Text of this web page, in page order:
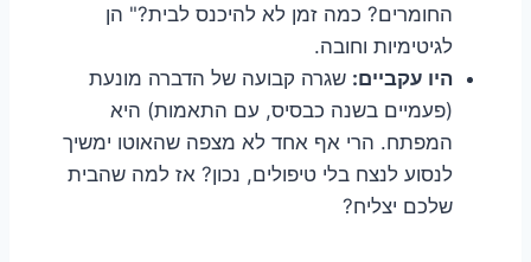
החומרים? כמה זמן לא להיכנס לבית?" הן
לגיטימיות וחובה.
היו עקביים: שגרה קבועה של הדברה מונעת
(פעמיים בשנה כבסיס, עם התאמות) היא
המפתח. הרי אף אחד לא מצפה שהאוטו ימשיך
לנסוע לנצח בלי טיפולים, נכון? אז למה שהבית
שלכם יצליח?